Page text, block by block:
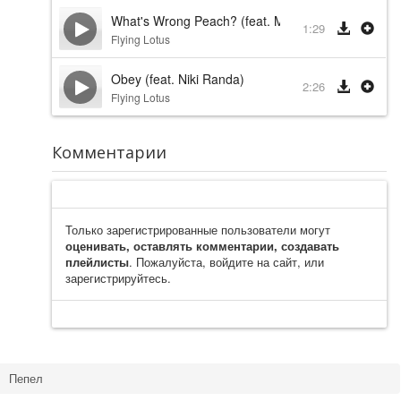
What's Wrong Peach? (feat. Miguel Atwood-
Flying Lotus
1:29
Obey (feat. Niki Randa)
Flying Lotus
2:26
Комментарии
Только зарегистрированные пользователи могут
оценивать, оставлять комментарии, создавать
плейлисты. Пожалуйста, войдите на сайт, или
зарегистрируйтесь.
Пепел